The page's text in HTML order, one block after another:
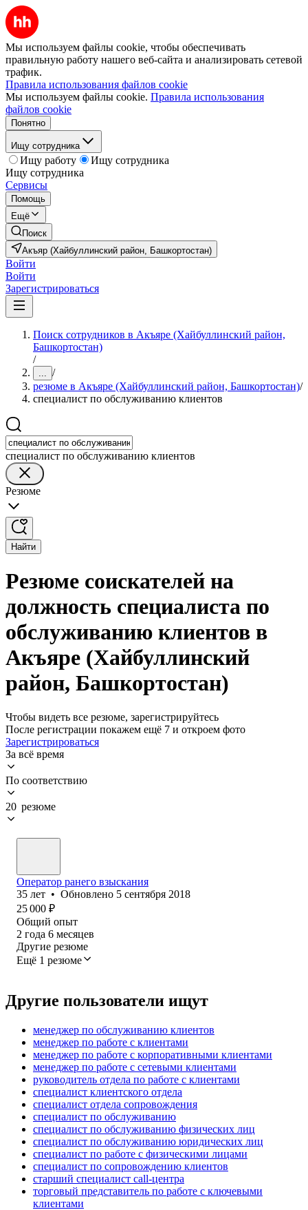
Мы используем файлы cookie, чтобы обеспечивать
правильную работу нашего веб-сайта и анализировать сетевой
трафик.
Правила использования файлов cookie
Мы используем файлы cookie. Правила использования
файлов cookie
Понятно
Ищу сотрудника
Ищу работу
Ищу сотрудника
Ищу сотрудника
Сервисы
Помощь
Ещё
Поиск
Акъяр (Хайбуллинский район, Башкортостан)
Войти
Войти
Зарегистрироваться
Поиск сотрудников в Акъяре (Хайбуллинский район,
Башкортостан)
/
... /
резюме в Акъяре (Хайбуллинский район, Башкортостан)/
специалист по обслуживанию клиентов
специалист по обслуживанию клиентов
Резюме
Найти
Резюме соискателей на
должность специалиста по
обслуживанию клиентов в
Акъяре (Хайбуллинский
район, Башкортостан)
Чтобы видеть все резюме, зарегистрируйтесь
После регистрации покажем ещё 7 и откроем фото
Зарегистрироваться
За всё время
По соответствию
20 резюме
Оператор ранего взыскания
35 лет • Обновлено 5 сентября 2018
25 000 ₽
Общий опыт
2 года 6 месяцев
Другие резюме
Ещё 1 резюме
Другие пользователи ищут
менеджер по обслуживанию клиентов
менеджер по работе с клиентами
менеджер по работе с корпоративными клиентами
менеджер по работе с сетевыми клиентами
руководитель отдела по работе с клиентами
специалист клиентского отдела
специалист отдела сопровождения
специалист по обслуживанию
специалист по обслуживанию физических лиц
специалист по обслуживанию юридических лиц
специалист по работе с физическими лицами
специалист по сопровождению клиентов
старший специалист call-центра
торговый представитель по работе с ключевыми
клиентами